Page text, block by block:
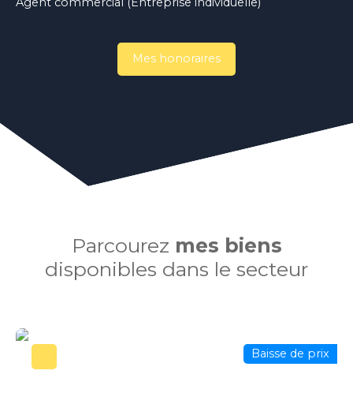
Mes honoraires
Parcourez mes biens
disponibles dans le secteur
Baisse de prix